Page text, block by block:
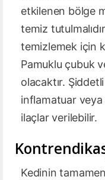
etkilenen bölge
temiz
temizlemek için
Pamuklu çubuk
olacaktır.
inflamatuar
ilaçlar verilebilir.
Kedinin